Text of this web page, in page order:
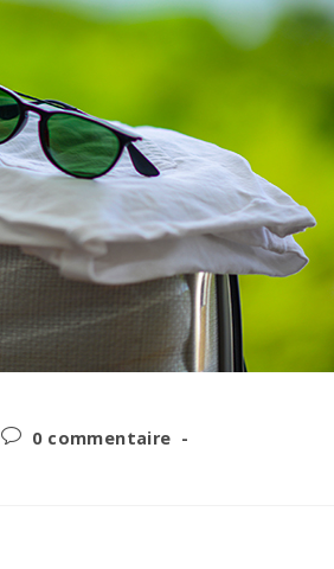
Post0 commentaire